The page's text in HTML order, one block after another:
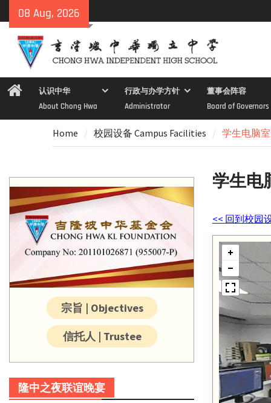
to
content
08 Aug, 2026
Home认识中华
About Chong Hwa
行政与办学方针
Administrator
董事会阵容
Board of Governors
Home 校园设备 Campus Facilities 学生电脑室
学生电
<< 回到校园
宗旨 | Objectives
信托人 | Trustee
隆中之夜联谊晚宴